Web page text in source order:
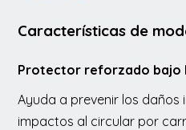
Características de
Protector reforzado bajo
Ayuda a prevenir los
impactos al circular por